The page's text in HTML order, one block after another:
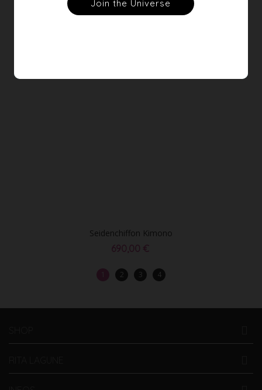
Seidenchiffon Kimono
690,00 €
2 3 4